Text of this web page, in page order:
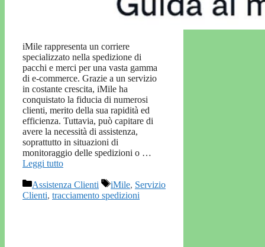
iMile rappresenta un corriere
specializzato nella spedizione di
pacchi e merci per una vasta gamma
di e-commerce. Grazie a un servizio
in costante crescita, iMile ha
conquistato la fiducia di numerosi
clienti, merito della sua rapidità ed
efficienza. Tuttavia, può capitare di
avere la necessità di assistenza,
soprattutto in situazioni di
monitoraggio delle spedizioni o …
Leggi tutto
Categorie
Assistenza Clienti Tag
iMile, Servizio
Clienti, tracciamento spedizioni